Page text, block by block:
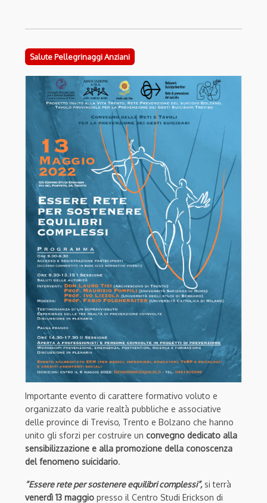
Salute Pellegrinaggi Anziani
Importante evento di carattere formativo voluto e
organizzato da varie realtà pubbliche e associative
delle province di Treviso, Trento e Bolzano che hanno
unito gli sforzi per costruire un convegno dedicato alla
sensibilizzazione e alla promozione della conoscenza
del fenomeno suicidario.
“Essere rete per sostenere equilibri complessi”,si terrà
venerdì 13 maggio presso il Centro Studi Erickson di